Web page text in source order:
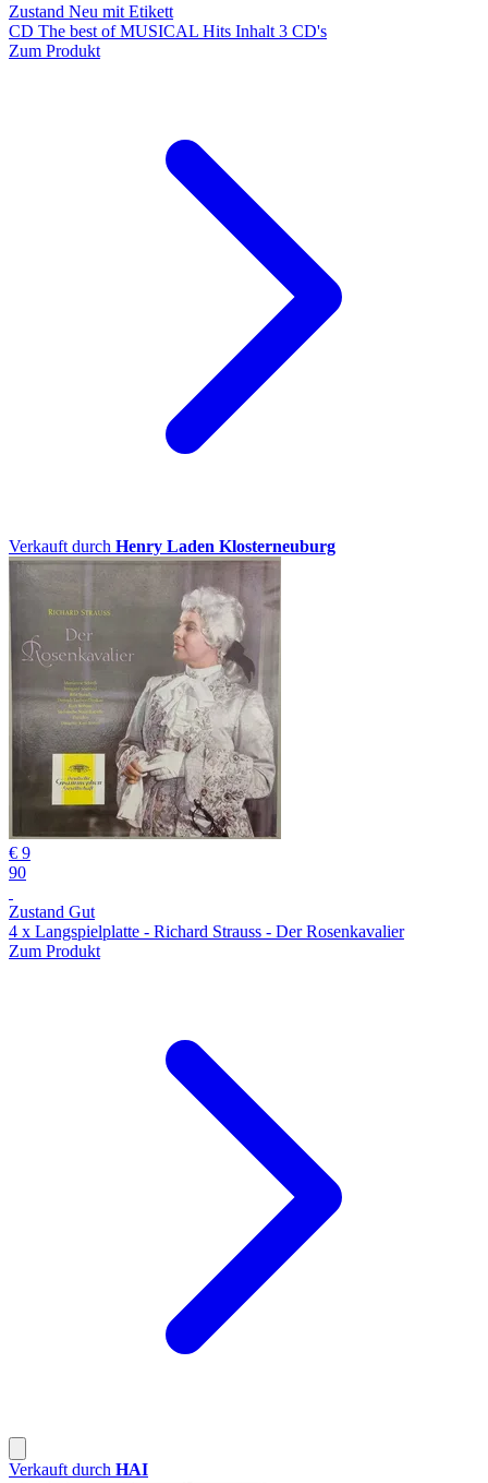
Zustand Neu mit Etikett
CD The best of MUSICAL Hits Inhalt 3 CD's
Zum Produkt
Verkauft durch Henry Laden Klosterneuburg
€ 9
90
Zustand Gut
4 x Langspielplatte - Richard Strauss - Der Rosenkavalier
Zum Produkt
Verkauft durch HAI